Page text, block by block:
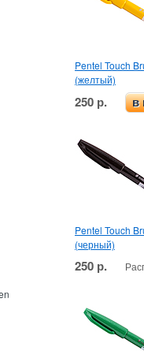
Pentel Touch
(желтый)
250 р. в
Pentel Touch
(черный)
250 р.